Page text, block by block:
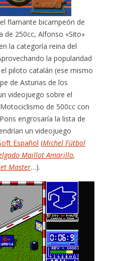
flamante bicampeón de
de 250cc, Alfonso «Sito»
la categoría reina del
la popularidad
piloto catalán (ese mismo
de Asturias de los
videojuego sobre el
de 500cc con
engrosaría la lista de
un videojuego
Español (Michel Fútbol
Maillot Amarillo,
Master…).